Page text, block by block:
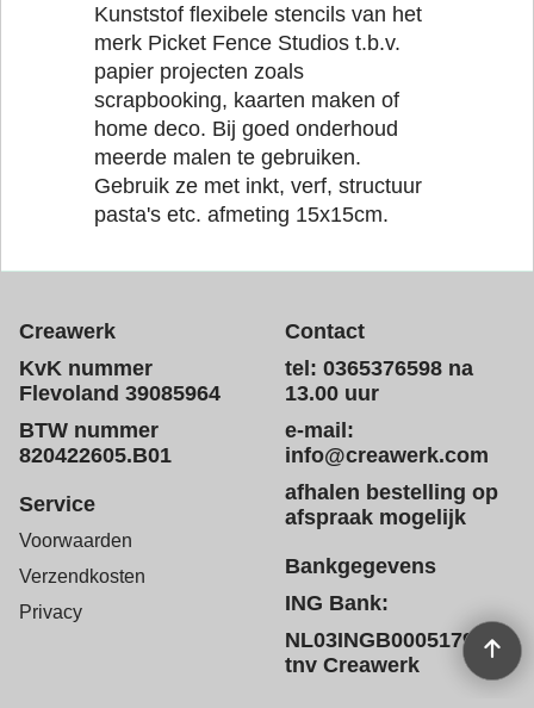
Kunststof flexibele stencils van het
merk Picket Fence Studios t.b.v.
papier projecten zoals
scrapbooking, kaarten maken of
home deco. Bij goed onderhoud
meerde malen te gebruiken.
Gebruik ze met inkt, verf, structuur
pasta's etc. afmeting 15x15cm.
Creawerk
KvK nummer
Flevoland 39085964
BTW nummer
820422605.B01
Contact
tel: 0365376598 na
13.00 uur
e-mail:
info@creawerk.com
afhalen bestelling op
afspraak mogelijk
Service
Voorwaarden
Verzendkosten
Privacy
Bankgegevens
ING Bank:
NL03INGB0005179572
tnv Creawerk